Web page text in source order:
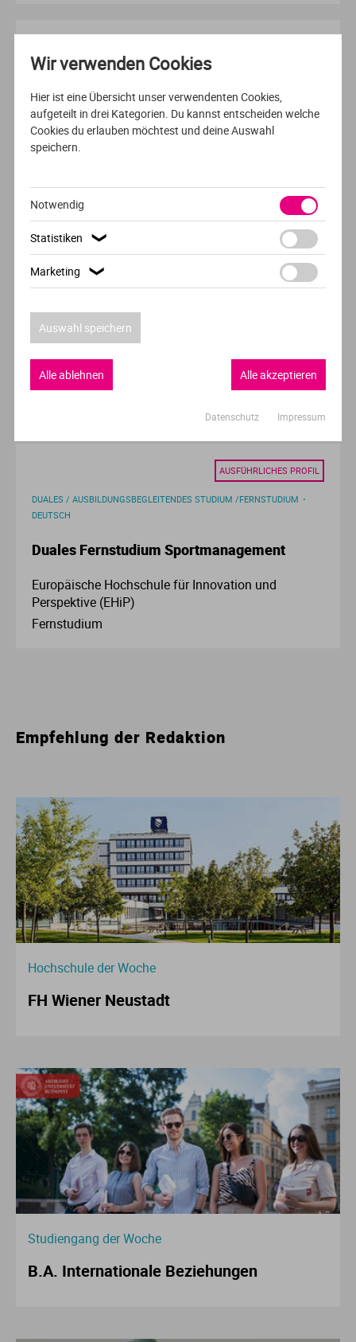
STUDIUM
DEUTSCH
Pflegemanagement (B.A.)
Digital
AUSFÜHRLICHES PROFIL
Sportmanagement
Europäische Hochschule für Innovation und
Perspektive (EHiP)
DUALES / AUSBILDUNGSBEGLEITENDES STUDIUM /FERNSTUDIUM
DEUTSCH
AUSFÜHRLICHES PROFIL
Duales Fernstudium Sportmanagement
Europäische Hochschule für Innovation und
Perspektive (EHiP)
Fernstudium
Empfehlung der Redaktion
Hochschule der Woche
FH Wiener Neustadt
Studiengang der Woche
B.A. Internationale Beziehungen
Wir verwenden Cookies
Hier ist eine Übersicht unser verwendenten Cookies,
aufgeteilt in drei Kategorien. Du kannst entscheiden welche
Cookies du erlauben möchtest und deine Auswahl
speichern.
Notwendig
Statistiken ❯
Marketing ❯
Auswahl speichern
Alle akzeptieren
Alle ablehnen
Datenschutz Impressum